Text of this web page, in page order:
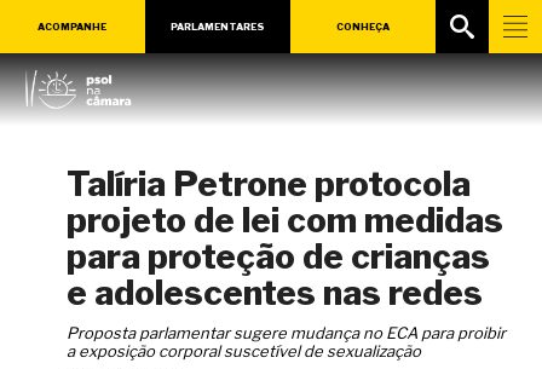
ACOMPANHE PARLAMENTARES CONHEÇA
Talíria Petrone protocola
projeto de lei com medidas
para proteção de crianças
e adolescentes nas redes
Proposta parlamentar sugere mudança no ECA para proibir
a exposição corporal suscetível de sexualização